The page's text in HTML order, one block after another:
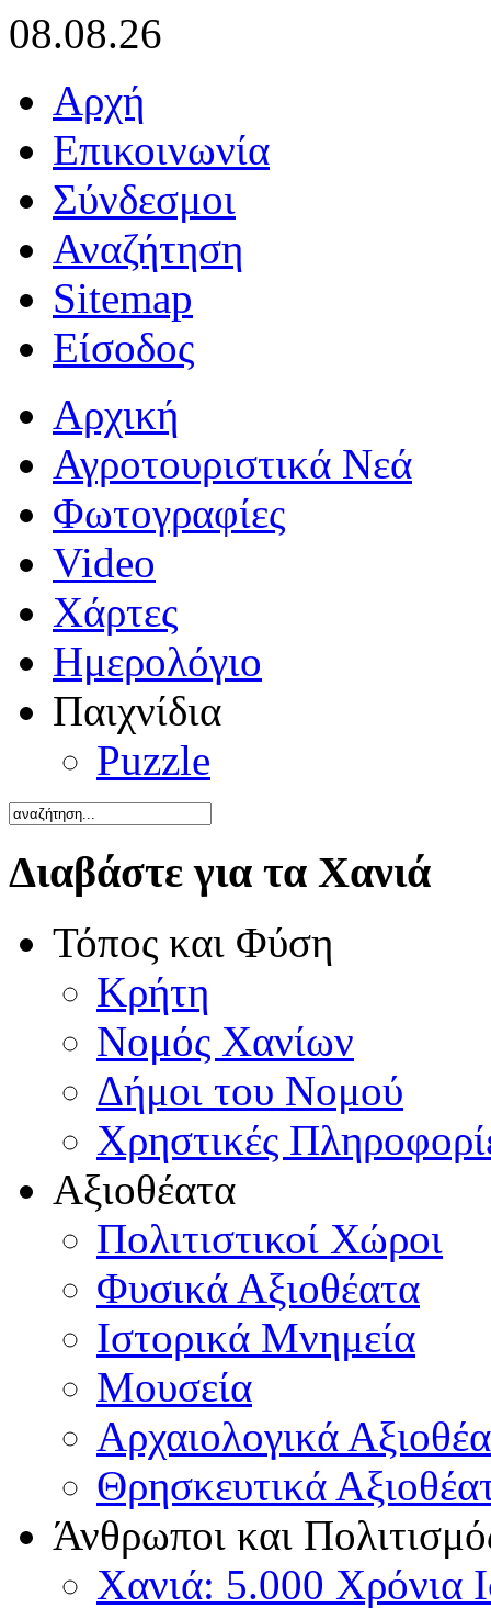
08.08.26
Αρχή
Επικοινωνία
Σύνδεσμοι
Αναζήτηση
Sitemap
Είσοδος
Αρχική
Αγροτουριστικά Νεά
Φωτογραφίες
Video
Χάρτες
Ημερολόγιο
Παιχνίδια
Puzzle
Διαβάστε για τα Χανιά
Τόπος και Φύση
Κρήτη
Νομός Χανίων
Δήμοι του Νομού
Χρηστικές
Αξιοθέατα
Πολιτιστικοί Χώροι
Φυσικά Αξιοθέατα
Ιστορικά Μνημεία
Μουσεία
Αρχαιολογικά
Θρησκευτικά
Άνθρωποι και
Χανιά: 5.000 Χρόνια